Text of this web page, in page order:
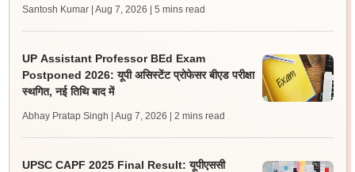
Santosh Kumar | Aug 7, 2026 | 5 mins read
UP Assistant Professor BEd Exam
Postponed 2026: यूपी असिस्टेंट प्रोफेसर बीएड परीक्षा
स्थगित, नई तिथि बाद में
Abhay Pratap Singh | Aug 7, 2026 | 2 mins read
UPSC CAPF 2025 Final Result: यूपीएससी